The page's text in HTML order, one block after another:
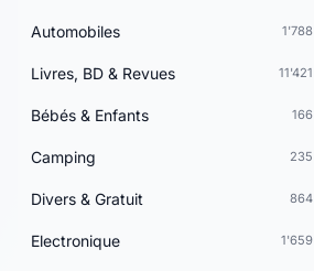
Automobiles 1'788
Livres, BD & Revues 11'421
Bébés & Enfants 166
Camping 235
Divers & Gratuit 864
Electronique 1'659